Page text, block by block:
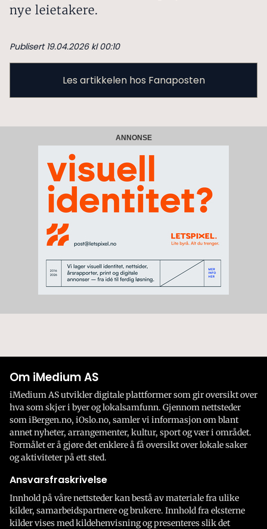
nye leietakere.
Publisert 19.04.2026 kl 00:10
Les artikkelen hos Fanaposten
ANNONSE
Om iMedium AS
iMedium AS utvikler digitale plattformer som gir oversikt over
hva som skjer i byer og lokalsamfunn. Gjennom nettsteder
som iBergen.no, iOslo.no, samler vi informasjon om blant
annet nyheter, arrangementer, kultur, sport og vær i området.
Formålet er å gjøre det enklere å få oversikt over lokale saker
og aktiviteter på ett sted.
Ansvarsfraskrivelse
Innhold på våre nettsteder kan bestå av materiale fra ulike
kilder, samarbeidspartnere og brukere. Innhold fra eksterne
kilder vises med kildehenvisning og presenteres slik det